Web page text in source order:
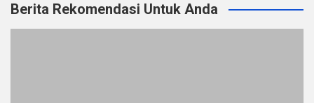
Berita Rekomendasi Untuk Anda